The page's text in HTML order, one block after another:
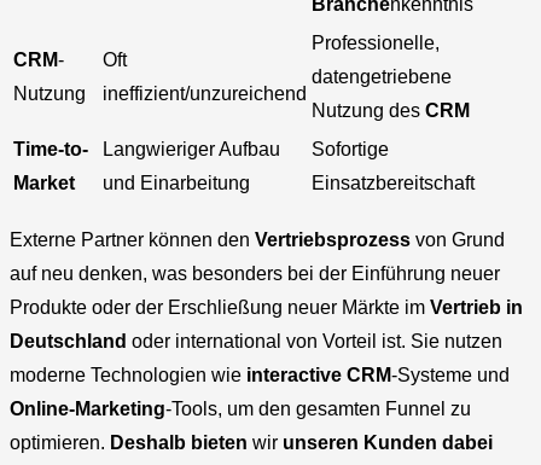
Branchenkenntnis
CRM-
Nutzung
Oft
ineffizient/unzureichend
Professionelle,
datengetriebene
Nutzung des CRM
Time-to-
Market
Langwieriger Aufbau
und Einarbeitung
Sofortige
Einsatzbereitschaft
Externe Partner können den Vertriebsprozess von Grund
auf neu denken, was besonders bei der Einführung neuer
Produkte oder der Erschließung neuer Märkte im Vertrieb in
Deutschland oder international von Vorteil ist. Sie nutzen
moderne Technologien wie interactive CRM-Systeme und
Online-Marketing-Tools, um den gesamten Funnel zu
optimieren. Deshalb bieten wir unseren Kunden dabei